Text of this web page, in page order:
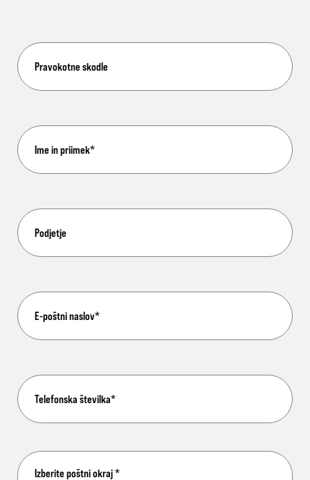
Izberite poštni okraj*